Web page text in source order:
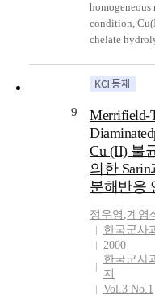
homogeneous
condition,
chelate
chelate was
solubility, and
crystallized.
for
Cu(II)-LMWS
reaction rate
much as 16
that of using
9
Merrifield-
Cu (II) 불
의한 Sarin
분해반응
정우영 ,계영
한국군사
2000
한국군사
지
Vol.3 No.1